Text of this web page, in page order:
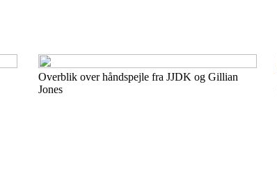
Overblik over håndspejle fra JJDK og Gillian
Jones